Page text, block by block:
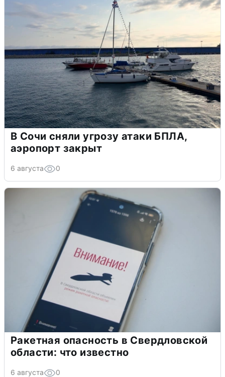
В Сочи сняли угрозу атаки БПЛА,
аэропорт закрыт
6 августа 0
Ракетная опасность в Свердловской
области: что известно
6 августа 0